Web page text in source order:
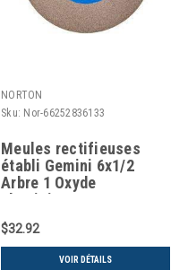
NORTON
Sku: Nor-66252836133
Meules rectifieuses
établi Gemini 6x1/2
Arbre 1 Oxyde
aluminium 66252836133
$32.92
VOIR DÉTAILS